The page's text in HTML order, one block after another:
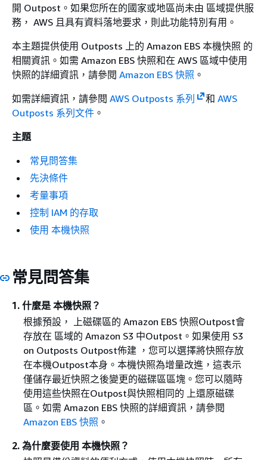
開 Outpost。如果您所在的國家或地區尚未由 區域提供服
務， AWS 且具有資料落地要求，則此功能特別有用。
本主題提供使用 Outposts 上的 Amazon EBS 本機快照 的
相關資訊。如需 Amazon EBS 快照和在 AWS 區域中使用
快照的詳細資訊，請參閱 Amazon EBS 快照 。
如需詳細資訊，請參閱 AWS Outposts 系列 和 AWS
Outposts 系列文件 。
主題
常見問答集
先決條件
考量事項
控制 IAM 的存取
使用 本機快照
常見問答集
1. 什麼是 本機快照？
根據預設， 上磁碟區的 Amazon EBS 快照Outpost會
存放在 區域的 Amazon S3 中Outpost。如果使用 S3
on Outposts Outpost佈建 ，您可以選擇將快照存放
在本機Outpost本身。本機快照為增量改進，這表示
僅儲存最近快照之後變更的磁碟區區塊。您可以隨時
使用這些快照在Outpost與快照相同的 上還原磁碟
區。如需 Amazon EBS 快照的詳細資訊，請參閱
Amazon EBS 快照 。
2. 為什麼要使用 本機快照？